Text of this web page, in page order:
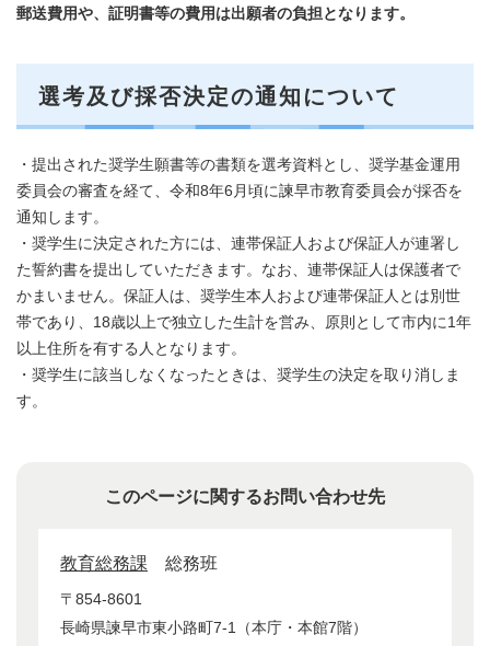
郵送費用や、証明書等の費用は出願者の負担となります。
選考及び採否決定の通知について
・提出された奨学生願書等の書類を選考資料とし、奨学基金運用
委員会の審査を経て、令和8年6月頃に諫早市教育委員会が採否を
通知します。
​・奨学生に決定された方には、連帯保証人および保証人が連署し
た誓約書を提出していただきます。なお、連帯保証人は保護者で
かまいません。保証人は、奨学生本人および連帯保証人とは別世
帯であり、18歳以上で独立した生計を営み、原則として市内に1年
以上住所を有する人となります。
​・奨学生に該当しなくなったときは、奨学生の決定を取り消しま
す。
このページに関するお問い合わせ先
教育総務課 総務班
〒854-8601
長崎県諫早市東小路町7-1（本庁・本館7階）